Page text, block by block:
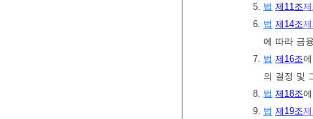
5. 법 제11조
6. 법 제14조
에 따라 금
7. 법 제16조
의 결정 및
8. 법 제18조
9. 법 제19조